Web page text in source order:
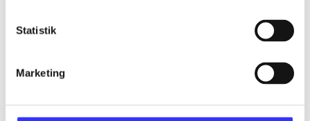
Statistik
Marketing